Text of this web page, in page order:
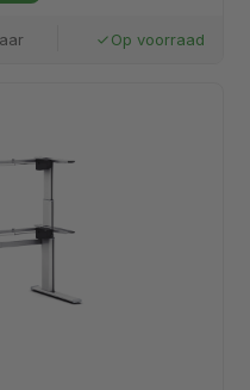
done Op voorraad